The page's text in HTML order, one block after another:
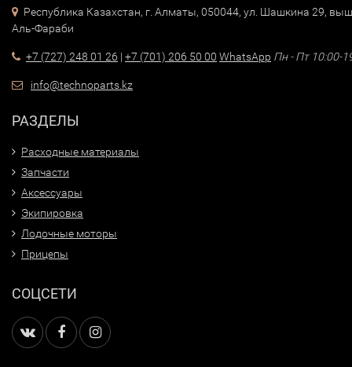
Республика Казахстан, г. Алматы, 050044, ул. Шашкина 29,
Аль-Фараби
+7 (727) 248 01 26 | +7 (701) 206 50 00 WhatsApp Пн - Пт 10:00-
info@technoparts.kz
РАЗДЕЛЫ
Расходные материалы
Запчасти
Аксессуары
Экипировка
Лодочные моторы
Прицепы
СОЦСЕТИ